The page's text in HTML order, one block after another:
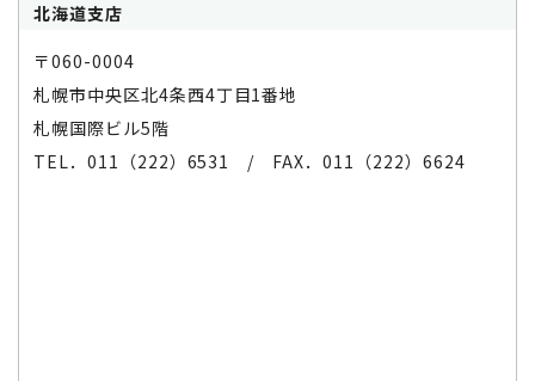
北海道支店
〒060-0004
札幌市中央区北4条西4丁目1番地
札幌国際ビル5階
TEL．011（222）6531 / FAX．011（222）6624